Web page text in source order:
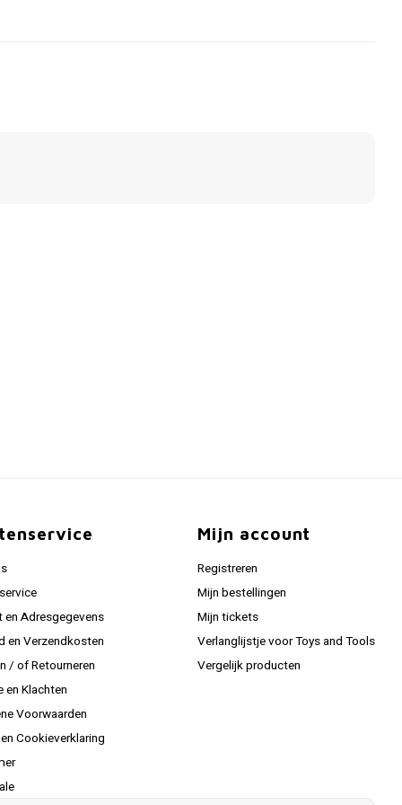
en Adresgegevens
en Verzendkosten
/ of Retourneren
en Klachten
Voorwaarden
Cookieverklaring
Mijn account
Registreren
Mijn bestellingen
Mijn tickets
Verlanglijstje voor Toys and Tools
Vergelijk producten